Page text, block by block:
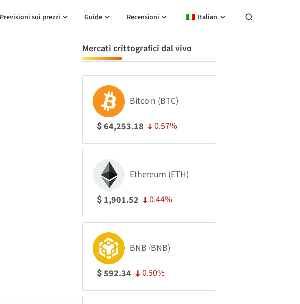
Previsioni sui prezzi Guide Recensioni Italian
Mercati crittografici dal vivo
Bitcoin (BTC)
$64,253.18 0.57%
Ethereum (ETH)
$ 1,901.52 0.44%
BNB (BNB)
$592.34 0.50%